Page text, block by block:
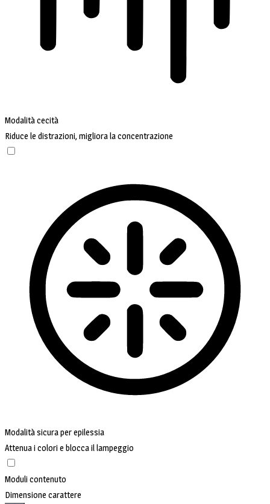
Modalità cecità
Riduce le distrazioni, migliora la concentrazione
Modalità sicura per epilessia
Attenua i colori e blocca il lampeggio
Moduli contenuto
Dimensione carattere